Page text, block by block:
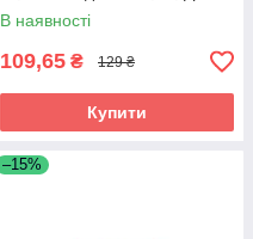
мм, Д 42-76 см рожевий
В наявності
109,65 ₴ 129 ₴
Купити
–15%